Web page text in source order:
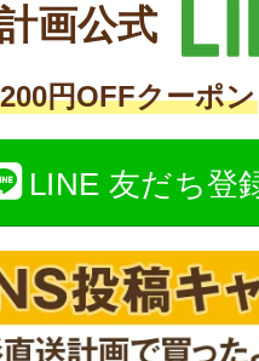
画公式
200円OFFクーポン
LINE 友だち登